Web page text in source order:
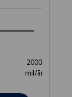
2000
mil/år